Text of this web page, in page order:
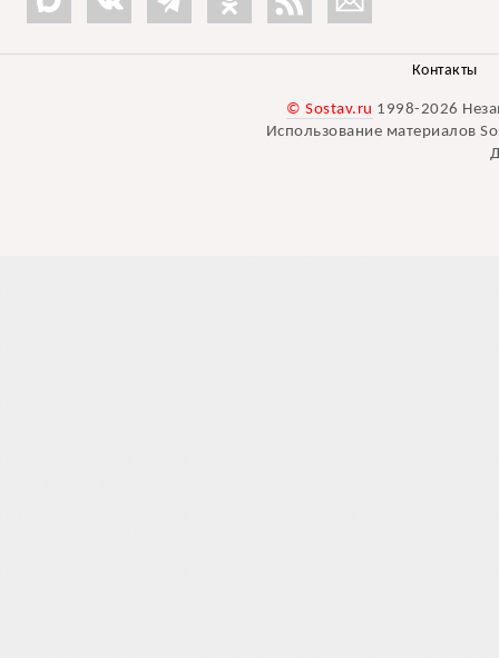
Контакты
© Sostav.ru 1998-2026
Использование материалов